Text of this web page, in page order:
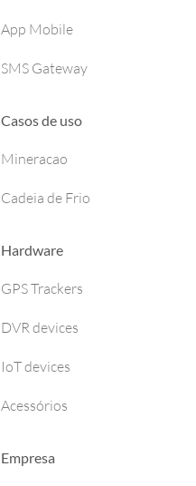
App Mobile
SMS Gateway
Casos de uso
Mineracao
Cadeia de Frio
Hardware
GPS Trackers
DVR devices
IoT devices
Acessórios
Empresa